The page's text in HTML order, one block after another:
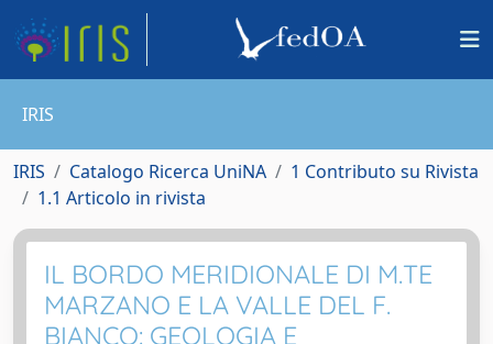
IRIS
IRIS Catalogo Ricerca UniNA
1 Contributo su Rivista
1.1 Articolo in rivista
IL BORDO MERIDIONALE DI M.TE
MARZANO E LA VALLE DEL F.
BIANCO: GEOLOGIA E